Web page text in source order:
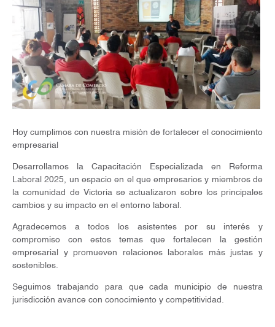
Hoy cumplimos con nuestra misión de fortalecer el conocimiento
empresarial
Desarrollamos la Capacitación Especializada en Reforma
Laboral 2025, un espacio en el que empresarios y miembros de
la comunidad de Victoria se actualizaron sobre los principales
cambios y su impacto en el entorno laboral.
Agradecemos a todos los asistentes por su interés y
compromiso con estos temas que fortalecen la gestión
empresarial y promueven relaciones laborales más justas y
sostenibles.
Seguimos trabajando para que cada municipio de nuestra
jurisdicción avance con conocimiento y competitividad.